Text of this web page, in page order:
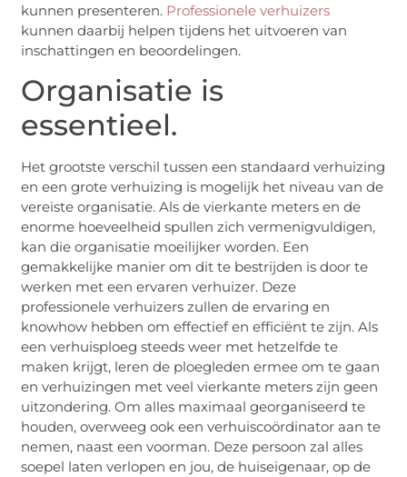
kunnen presenteren. Professionele verhuizers
kunnen daarbij helpen tijdens het uitvoeren van
inschattingen en beoordelingen.
Organisatie is
essentieel.
Het grootste verschil tussen een standaard verhuizing
en een grote verhuizing is mogelijk het niveau van de
vereiste organisatie. Als de vierkante meters en de
enorme hoeveelheid spullen zich vermenigvuldigen,
kan die organisatie moeilijker worden. Een
gemakkelijke manier om dit te bestrijden is door te
werken met een ervaren verhuizer. Deze
professionele verhuizers zullen de ervaring en
knowhow hebben om effectief en efficiënt te zijn. Als
een verhuisploeg steeds weer met hetzelfde te
maken krijgt, leren de ploegleden ermee om te gaan
en verhuizingen met veel vierkante meters zijn geen
uitzondering. Om alles maximaal georganiseerd te
houden, overweeg ook een verhuiscoördinator aan te
nemen, naast een voorman. Deze persoon zal alles
soepel laten verlopen en jou, de huiseigenaar, op de